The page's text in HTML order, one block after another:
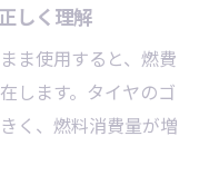
しく理解
ま使用すると、燃費
します。タイヤのゴ
く、燃料消費量が増